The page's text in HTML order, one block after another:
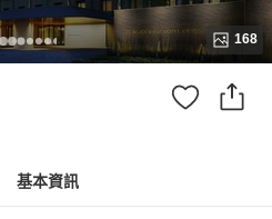
168
基本資訊